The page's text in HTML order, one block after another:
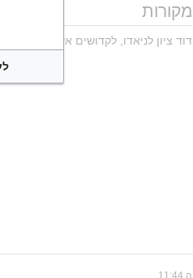
מקורות
דוד ציון לניאדו, לקדושים אשר באר"ץ,